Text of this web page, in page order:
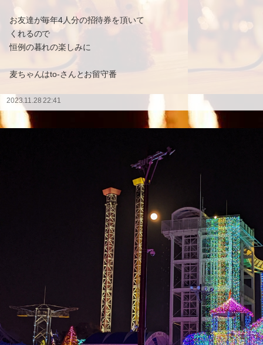
お友達が毎年4人分の招待券を頂いて
くれるので
恒例の暮れの楽しみに
麦ちゃんはto-さんとお留守番
2023.11.28 22:41